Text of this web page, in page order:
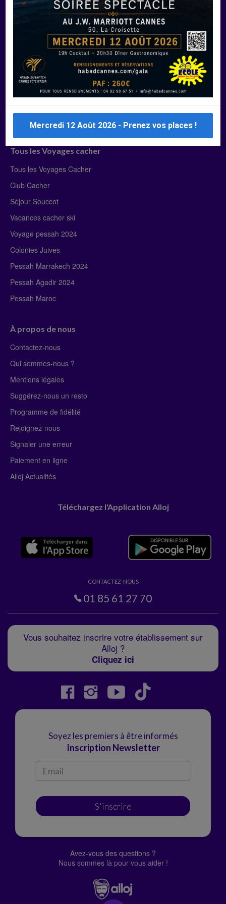
Manger Cacher
Liste des restaurants cacher
Restaurants cacher à Paris
Restaurants cacher à Deauville
Restaurants cacher à Lyon
Restaurants cacher à Marseille
Restaurants cacher Dubaï
Tous les Voyages cacher
Tous les Voyages Cacher
Club Cacher
Séjour Souccot
Vacances cacher ski
Voyage pessah 2024
Colonies Juives
Pessah Marrakech 2024
Pessah Agadir 2024
Pessah Maroc
À propos de nous
Contactez-nous
Qui sommes-nous ?
Mentions légales
Suggérez-nous un resto
Programme de fidélité
Rejoignez-nous
Signaler une erreur
Paiement en ligne
Alloj Actualités
Téléchargez l'Application Alloj
CONTACTEZ-NOUS
01 85 61 27 70
Vous souhaitez inscrire votre établissement sur
Alloj ?
Cliquez ici
Soyez les premiers à être informés
Inscription Newsletter
S'inscrire
Avez-vous des questions ?
Nous sommes là pour vous aider !
Mercredi 12 Août 2026 - Prenez vos places !